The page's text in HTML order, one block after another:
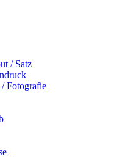
/ Satz
Fotografie